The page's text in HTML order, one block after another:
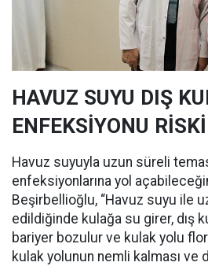
HAVUZ SUYU DIŞ
ENFEKSİYONU
Havuz suyuyla uzun süreli
enfeksiyonlarına yol
Beşirbellioğlu, “Havuz suyu ile
edildiğinde kulağa su girer, dış
bariyer bozulur ve kulak yolu
kulak yolunun nemli kalması ve